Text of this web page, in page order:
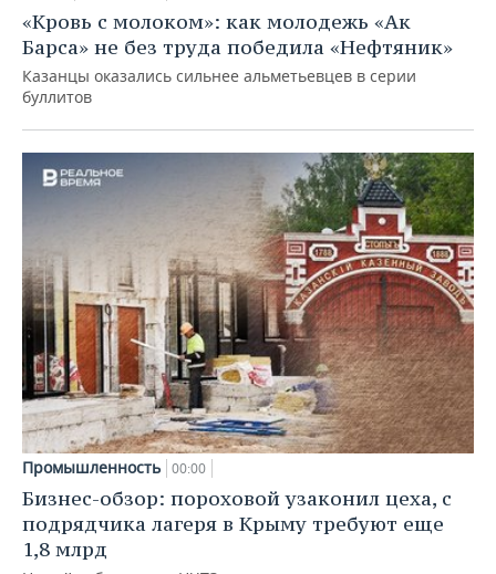
«Кровь с молоком»: как молодежь «Ак
Барса» не без труда победила «Нефтяник»
Казанцы оказались сильнее альметьевцев в серии
буллитов
Промышленность 00:00
Бизнес-обзор: пороховой узаконил цеха, с
подрядчика лагеря в Крыму требуют еще
1,8 млрд